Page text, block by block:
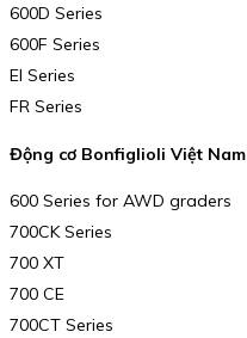
600D Series
600F Series
El Series
FR Series
Động cơ Bonfiglioli Việt Nam
600 Series for AWD graders
700CK Series
700 XT
700 CE
700CT Series